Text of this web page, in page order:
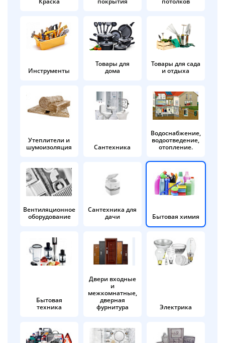
Инструменты
Товары для
дома
Товары для сада
и отдыха
Утеплители и
шумоизоляция
Сантехника
Водоснабжение,
водоотведение,
отопление.
Вентиляционное
оборудование
Сантехника для
дачи
Бытовая химия
Бытовая
техника
Двери входные
и
межкомнатные,
дверная
фурнитура
Электрика
в корзину
Оплачивайте сегодня только
25% картой любого банка
Получайте товар
выбранный способом
Оставшиеся
% будут
по25%каждые 2 недели
Подробнее
об оплате Плайтом
раз в 2
недели
Остались вопросы?
8 800 302-02-51
plait.ru